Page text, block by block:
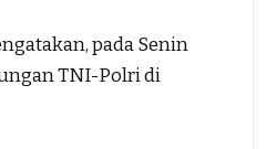
pada Senin
TNI-Polri di